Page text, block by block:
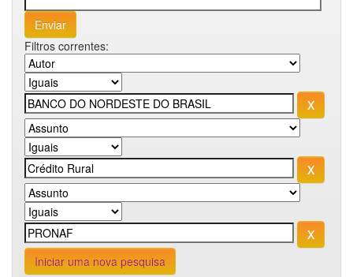
Filtros correntes:
Iniciar uma nova pesquisa